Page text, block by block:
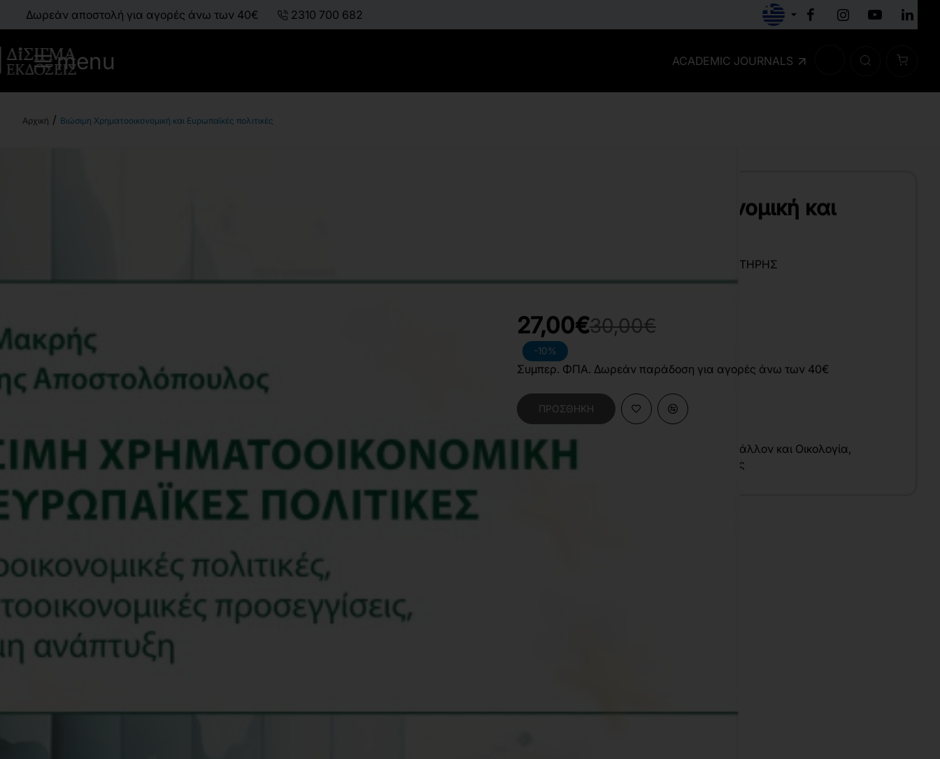
Δωρεάν αποστολή για αγορές άνω των 40€ 2310 700 682
menu ACADEMIC JOURNALS
Βιώσιμη Χρηματοοικονομική και Ευρωπαϊκές πολιτικές
Βιώσιμη Χρηματοοικονομική και
Διαθέσιμο
ΑΠΟΣΤΟΛΌΠΟΥΛΟΣ ΣΩΤΉΡΗΣ
-10%
27,00€30,00€
Συμπερ. ΦΠΑ. Δωρεάν παράδοση για αγορές άνω των 40€
ΠΡΟΣΘΉΚΗ
Κατηγορίες: Περιβάλλον και Οικολογία,
Λογιστική και Χρηματοοικονομία
Τουρισμός